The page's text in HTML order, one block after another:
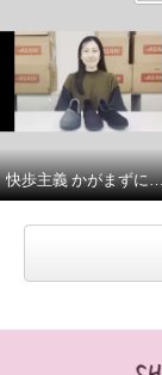
快歩主義 かがまずに履ける やわらかスリッポン 商